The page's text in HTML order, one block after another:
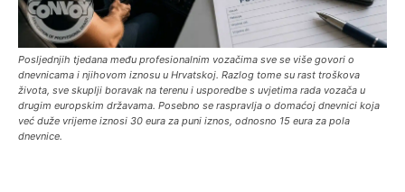
Posljednjih tjedana među profesionalnim vozačima sve se više govori o
dnevnicama i njihovom iznosu u Hrvatskoj. Razlog tome su rast troškova
života, sve skuplji boravak na terenu i usporedbe s uvjetima rada vozača u
drugim europskim državama. Posebno se raspravlja o domaćoj dnevnici koja
već duže vrijeme iznosi 30 eura za puni iznos, odnosno 15 eura za pola
dnevnice.